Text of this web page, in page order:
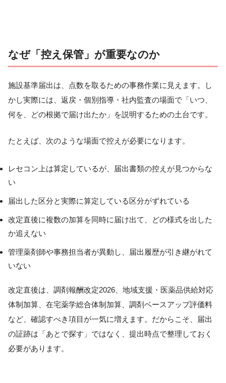
なぜ「控え保管」が重要なのか
施設基準届出は、点数を取るための事務作業に見えます。し
かし実際には、返戻・個別指導・社内監査の場面で「いつ、
何を、どの根拠で届け出たか」を説明するための土台です。
たとえば、次のような場面で控えが必要になります。
レセコン上は算定しているが、届出書類の控えが見つからな
い
届出した区分と実際に算定している区分がずれている
改定直後に複数の加算を同時に届け出て、どの様式を出した
か追えない
管理薬剤師や事務担当者が異動し、届出履歴が引き継がれて
いない
改定直後は、調剤報酬改定2026、地域支援・医薬品供給対応
体制加算、在宅薬学総合体制加算、調剤ベースアップ評価料
など、確認すべき項目が一気に増えます。だからこそ、届出
の証跡は「あとで探す」ではなく、提出時点で整理しておく
必要があります。